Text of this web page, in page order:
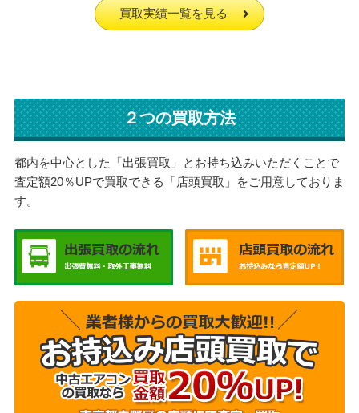
買取実績一覧を見る
２つの買取方法
都内を中心とした「出張買取」とお持ち込みいただくことで
査定額20％UPで買取できる「店頭買取」をご用意しておりま
す。